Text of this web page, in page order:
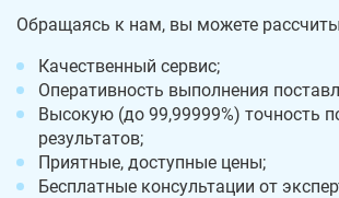
Обращаясь к нам, вы можете
Качественный сервис;
Оперативность выполнения
Высокую (до 99,99999%) точность
результатов;
Приятные, доступные цены;
Бесплатные консультации от